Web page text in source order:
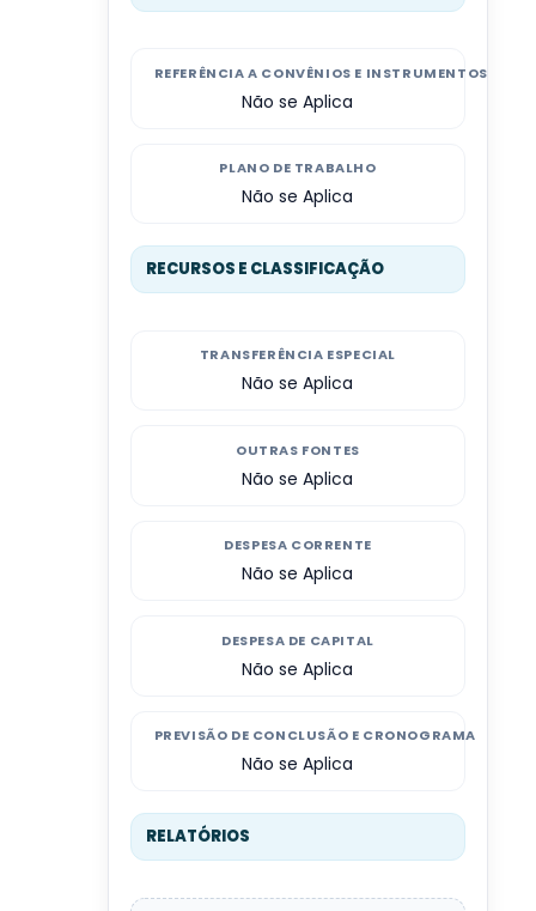
REFERÊNCIA A CONVÊNIOS E INSTRUMENTOS
Não se Aplica
PLANO DE TRABALHO
Não se Aplica
RECURSOS E CLASSIFICAÇÃO
TRANSFERÊNCIA ESPECIAL
Não se Aplica
OUTRAS FONTES
Não se Aplica
DESPESA CORRENTE
Não se Aplica
DESPESA DE CAPITAL
Não se Aplica
PREVISÃO DE CONCLUSÃO E CRONOGRAMA
Não se Aplica
RELATÓRIOS